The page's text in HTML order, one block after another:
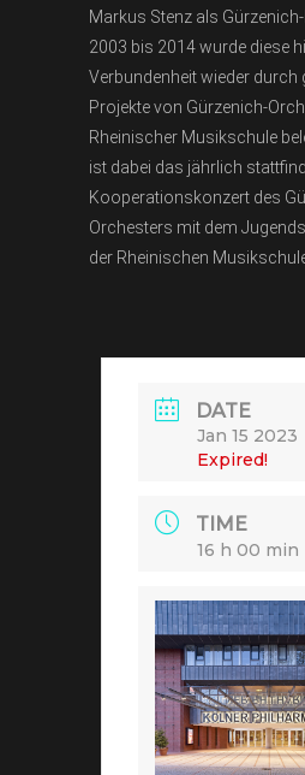
Markus Stenz als
2003 bis 2014 wurde diese
Verbundenheit wieder durch
Projekte von Gürzenich-
Rheinischer Musikschule
ist dabei das jährlich
Kooperationskonzert des
Orchesters mit dem
der Rheinischen
DATE
Jan 15 2023
Expired!
TIME
16 h 00 min